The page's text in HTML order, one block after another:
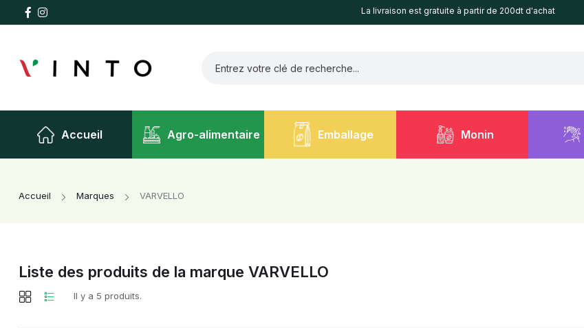
La livraison est gratuite à partir de 200dt d'achat
Accueil Agro-alimentaire Emballage Monin
Accueil Marques VARVELLO
Liste des produits de la marque VARVELLO
Il y a 5 produits.